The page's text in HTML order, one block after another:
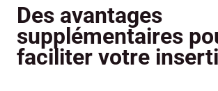
Des avantages
supplémentaires
faciliter votre